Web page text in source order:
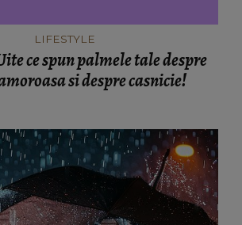
LIFESTYLE
ce spun palmele tale despre
si despre casnicie!